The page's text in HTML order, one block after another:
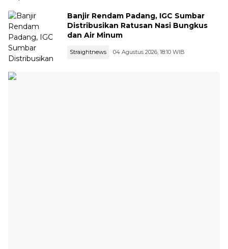
Banjir Rendam Padang, IGC Sumbar
Distribusikan Ratusan Nasi Bungkus
dan Air Minum
Straightnews 04 Agustus 2026, 18:10 WIB